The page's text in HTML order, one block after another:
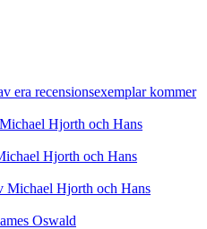
era recensionsexemplar kommer
Hjorth och Hans
Hjorth och Hans
Michael Hjorth och Hans
Oswald